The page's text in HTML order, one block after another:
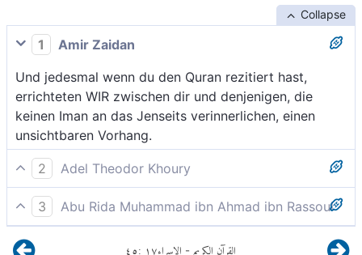
Collapse
1
Amir Zaidan
Und jedesmal wenn du den Quran rezitiert hast,
errichteten WIR zwischen dir und denjenigen, die
keinen Iman an das Jenseits verinnerlichen, einen
unsichtbaren Vorhang.
2
Adel Theodor Khoury
Und wenn du den Koran verliest, stellen Wir zwischen
dich und die, die an das Jenseits nicht glauben, einen
unsichtbaren Vorhang.
3
Abu Rida Muhammad ibn Ahmad ibn Rassoul
Und wenn du den Quran verliest, legen Wir zwischen
القرآن الكريم - الإسراء١٧ :٤٥